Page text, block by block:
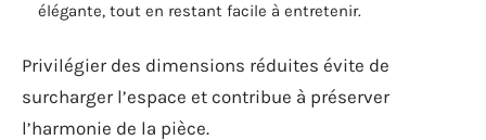
élégante, tout en restant facile à entretenir.
Privilégier des dimensions réduites évite de
surcharger l’espace et contribue à préserver
l’harmonie de la pièce.